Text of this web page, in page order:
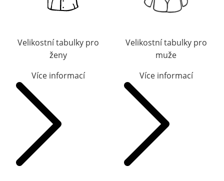
Velikostní tabulky pro
ženy
Více informací
Velikostní tabulky pro
muže
Více informací